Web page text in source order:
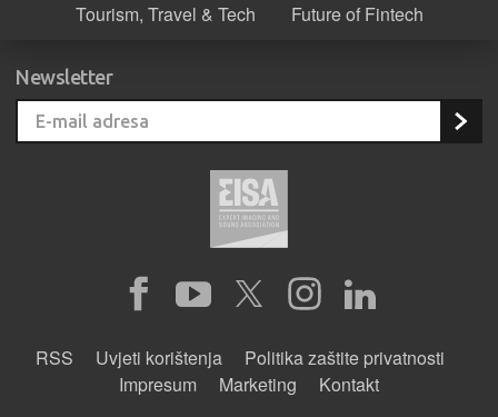
Tourism, Travel & Tech
Future of Fintech
Newsletter
RSS Uvjeti korištenja
Politika zaštite privatnosti
Impresum
Marketing Kontakt